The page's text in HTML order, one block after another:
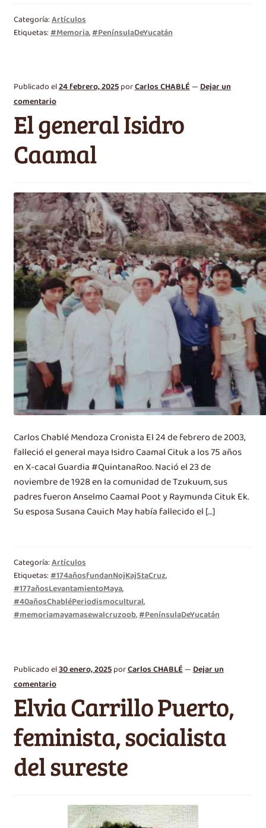
Categoría:Artículos
Etiquetas:#Memoria,#PenínsulaDeYucatán
Publicado el24 febrero, 2025porCarlos CHABLÉ—Dejar un
comentario
El general Isidro
Caamal
Carlos Chablé Mendoza Cronista El 24 de febrero de 2003,
falleció el general maya Isidro Caamal Cituk a los 75 años
en X-cacal Guardia #QuintanaRoo. Nació el 23 de
noviembre de 1928 en la comunidad de Tzukuum, sus
padres fueron Anselmo Caamal Poot y Raymunda Cituk Ek.
Su esposa Susana Cauich May había fallecido el […]
Categoría:Artículos
Etiquetas:#174añosfundanNojKajStaCruz,
#177añosLevantamientoMaya,
#40añosChabléPeriodismocultural,
#memoriamayamasewalcruzoob,#PenínsulaDeYucatán
Publicado el30 enero, 2025porCarlos CHABLÉ—Dejar un
comentario
Elvia Carrillo Puerto,
feminista, socialista
del sureste